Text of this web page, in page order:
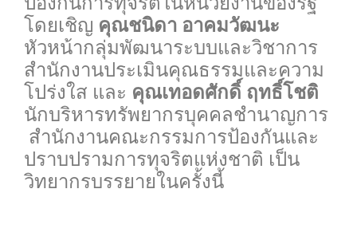
โดยเชิญ คุณชนิดา อาคมวัฒนะ
หัวหน้ากลุ่มพัฒนาระบบและวิชาการ
สำนักงานประเมินคุณธรรมและความ
โปร่งใส และ คุณเทอดศักดิ์ ฤทธิ์โชติ
นักบริหารทรัพยากรบุคคลชำนาญการ
สำนักงานคณะกรรมการป้องกันและ
ปราบปรามการทุจริตแห่งชาติ เป็น
วิทยากรบรรยายในครั้งนี้